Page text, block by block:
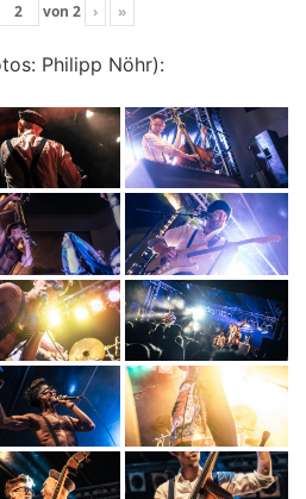
von 2 › »
Philipp Nöhr):